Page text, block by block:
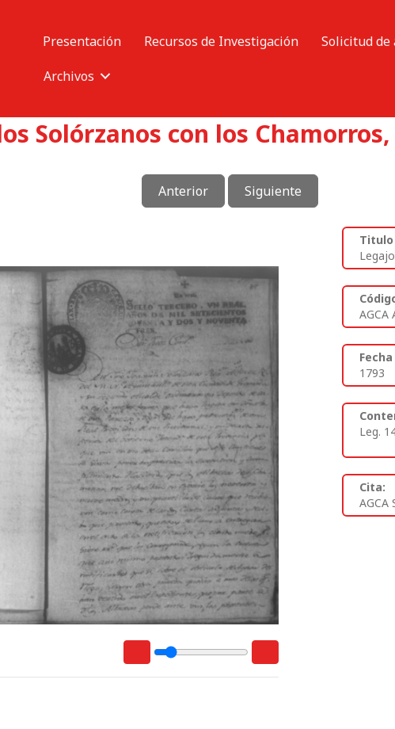
Presentación Recursos de Investigación Solicitud de
Archivos
Solórzanos con los Chamorros,
Anterior Siguiente
Titulo
AGCA
1793
Leg.
Cita:
AGCA